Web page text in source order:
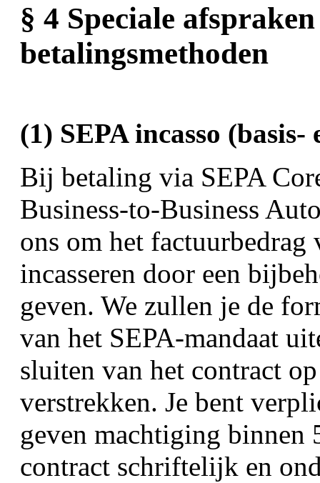
§ 4 Speciale
betalingsmethoden
(1) SEPA incasso
Bij betaling via SEPA
Business-to-Business
ons om het factuurbedrag
incasseren door een
geven. We zullen je de
van het SEPA-mandaat
sluiten van het contract
verstrekken. Je bent
geven machtiging binnen
contract schriftelijk en